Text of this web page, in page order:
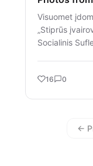
Visuomet
„Stiprūs
Socialinis
jaunuoliai
diskusijų
patys moderuoja ir
16 0
←